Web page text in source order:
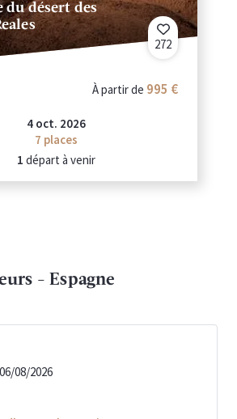
du désert des
272
À partir de 995 €
4 oct. 2026
7 places
1 départ à venir
-Espagne
06/08/2026